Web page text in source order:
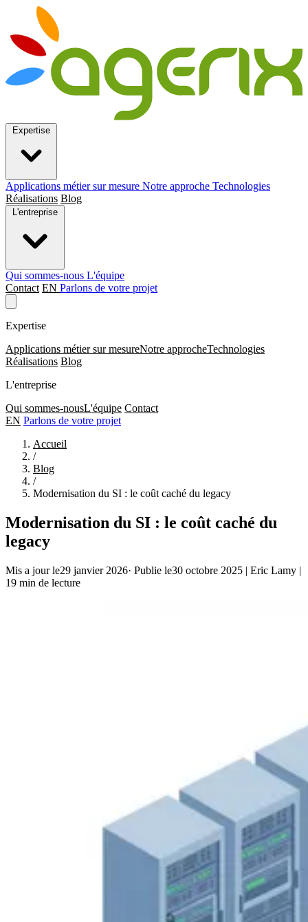
Applications métier sur mesure Notre approche Technologies
Réalisations Blog
Qui sommes-nous L'équipe
Contact EN Parlons de votre projet
Expertise
Applications métier sur mesureNotre approcheTechnologies
Réalisations Blog
L'entreprise
Qui sommes-nousL'équipe Contact
EN Parlons de votre projet
Accueil
/
Blog
/
Modernisation du SI : le coût caché du legacy
Modernisation du SI : le coût caché du
legacy
Mis a jour le29 janvier 2026· Publie le30 octobre 2025 | Eric Lamy |
19 min de lecture